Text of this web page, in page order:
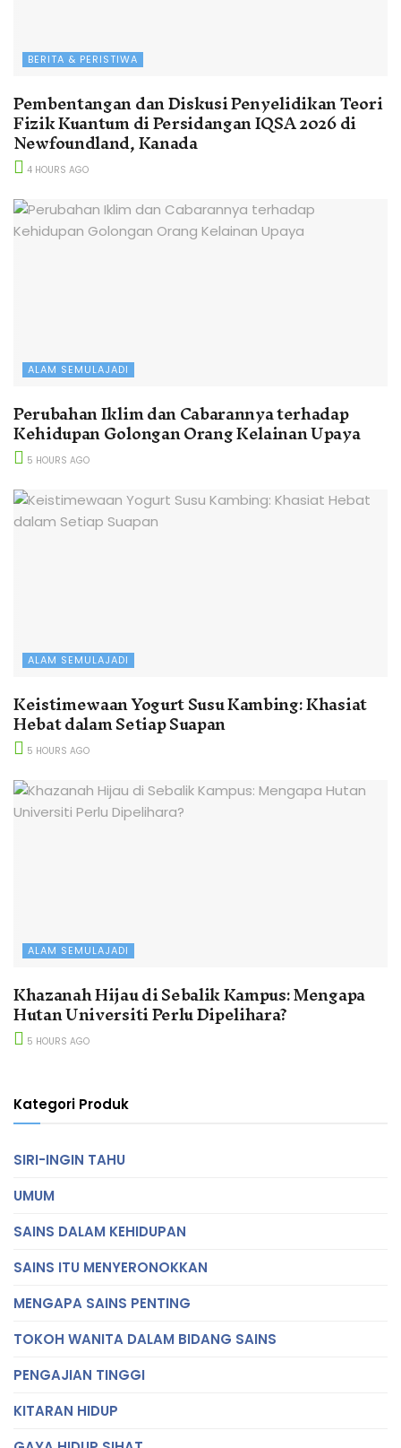
BERITA & PERISTIWA
Pembentangan dan Diskusi Penyelidikan Teori
Fizik Kuantum di Persidangan IQSA 2026 di
Newfoundland, Kanada
4 HOURS AGO
ALAM SEMULAJADI
Perubahan Iklim dan Cabarannya terhadap
Kehidupan Golongan Orang Kelainan Upaya
5 HOURS AGO
ALAM SEMULAJADI
Keistimewaan Yogurt Susu Kambing: Khasiat
Hebat dalam Setiap Suapan
5 HOURS AGO
ALAM SEMULAJADI
Khazanah Hijau di Sebalik Kampus: Mengapa
Hutan Universiti Perlu Dipelihara?
5 HOURS AGO
Kategori Produk
SIRI-INGIN TAHU
UMUM
SAINS DALAM KEHIDUPAN
SAINS ITU MENYERONOKKAN
MENGAPA SAINS PENTING
TOKOH WANITA DALAM BIDANG SAINS
PENGAJIAN TINGGI
KITARAN HIDUP